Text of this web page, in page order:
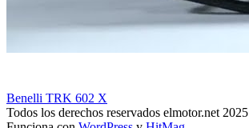
Benelli TRK 602 X
Todos los derechos reservados elmotor.net 2025